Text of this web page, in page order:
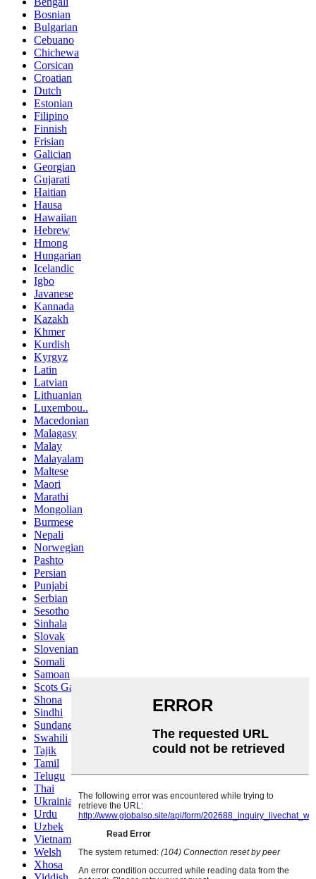
Bosnian
Bulgarian
Cebuano
Chichewa
Corsican
Croatian
Dutch
Estonian
Filipino
Finnish
Frisian
Galician
Georgian
Gujarati
Haitian
Hausa
Hawaiian
Hebrew
Hmong
Hungarian
Icelandic
Igbo
Javanese
Kannada
Kazakh
Khmer
Kurdish
Kyrgyz
Latin
Latvian
Lithuanian
Luxembou..
Macedonian
Malagasy
Malay
Malayalam
Maltese
Maori
Marathi
Mongolian
Burmese
Nepali
Norwegian
Pashto
Persian
Punjabi
Serbian
Sesotho
Sinhala
Slovak
Slovenian
Somali
Samoan
Scots Gaelic
Shona
Sindhi
Sundanese
Swahili
Tajik
Tamil
Telugu
Thai
Ukrainian
Urdu
Uzbek
Vietnamese
Welsh
Xhosa